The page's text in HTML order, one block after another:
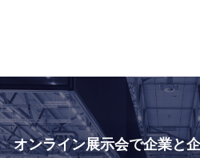
オンライン展示会で企業と